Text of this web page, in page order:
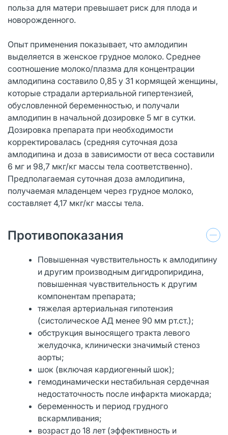
польза для матери превышает риск для плода и
новорожденного.
Опыт применения показывает, что амлодипин
выделяется в женское грудное молоко. Среднее
соотношение молоко/плазма для концентрации
амлодипина составило 0,85 у 31 кормящей женщины,
которые страдали артериальной гипертензией,
обусловленной беременностью, и получали
амлодипин в начальной дозировке 5 мг в сутки.
Дозировка препарата при необходимости
корректировалась (средняя суточная доза
амлодипина и доза в зависимости от веса составили
6 мг и 98,7 мкг/кг массы тела соответственно).
Предполагаемая суточная доза амлодипина,
получаемая младенцем через грудное молоко,
составляет 4,17 мкг/кг массы тела.
Противопоказания
Повышенная чувствительность к амлодипину
и другим производным дигидропиридина,
повышенная чувствительность к другим
компонентам препарата;
тяжелая артериальная гипотензия
(систолическое АД менее 90 мм рт.ст.);
обструкция выносящего тракта левого
желудочка, клинически значимый стеноз
аорты;
шок (включая кардиогенный шок);
гемодинамически нестабильная сердечная
недостаточность после инфаркта миокарда;
беременность и период грудного
вскармливания;
возраст до 18 лет (эффективность и